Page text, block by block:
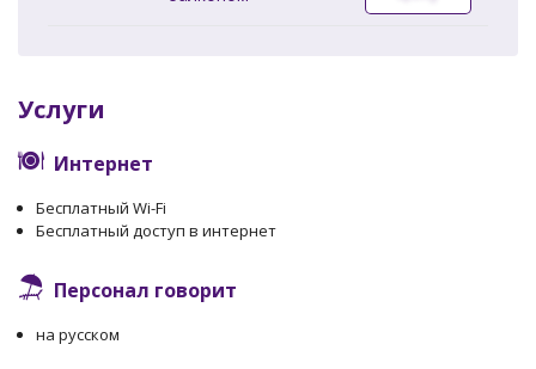
Услуги
Интернет
Бесплатный Wi-Fi
Бесплатный доступ в интернет
Персонал говорит
на русском